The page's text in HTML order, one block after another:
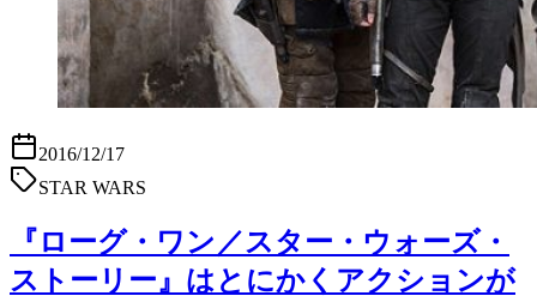
2016/12/17
STAR WARS
『ローグ・ワン／スター・ウォーズ・
ストーリー』はとにかくアクションが